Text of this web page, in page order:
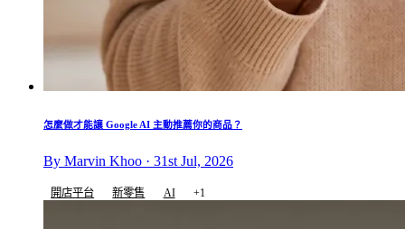
怎麼做才能讓 Google AI 主動推薦你的商品？
By Marvin Khoo · 31st Jul, 2026
開店平台 新零售 AI +1